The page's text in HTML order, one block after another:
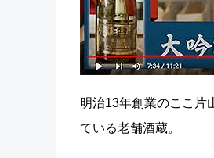
明治13年創業のここ片
ている老舗酒蔵。